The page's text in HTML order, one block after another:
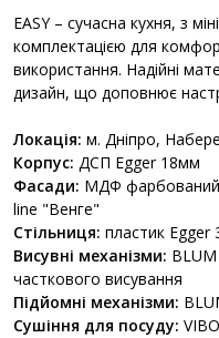
EASY – сучасна кухня, з
комплектацією для
використання. Надійні
дизайн, що доповнює
Локація: м. Дніпро,
Корпус: ДСП Egger 18мм
Фасади: МДФ фарбований
line "Венге"
Стільниця: пластик Egger
Висувні механізми:
часткового висування
Підйомні механізми:
Сушіння для посуду: